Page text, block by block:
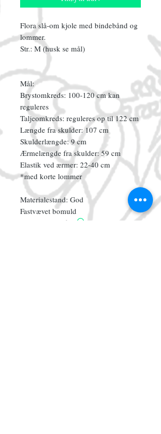
Flora slå-om kjole med bindebånd og
lommer.
Str.: M (husk se mål)
Mål:
Brystomkreds: 100-120 cm kan
reguleres
Taljeomkreds: reguleres op til 122 cm
Længde fra skulder: 107 cm
Skulderlængde: 9 cm
Ærmelængde fra skulder: 59 cm
Elastik ved ærmer: 22-40 cm
*med korte lommer
Materialestand: God
Fastvævet bomuld
-Genbrug: Stof